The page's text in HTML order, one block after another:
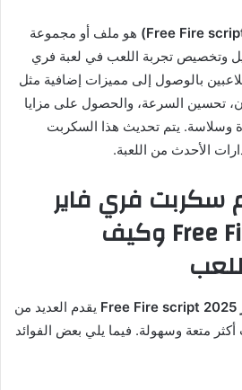
هو ملف أو مجموعة
وتخصيص تجربة اللعب في لعبة فري
بالوصول إلى مميزات إضافية مثل
تحسين السرعة، والحصول على مزايا
وسلاسة. يتم تحديث هذا السكربت
الأحدث من اللعبة.
سكربت فري فاير
2025 Free Fire script وكيف
يقدم العديد من
متعة وسهولة. فيما يلي بعض الفوائد